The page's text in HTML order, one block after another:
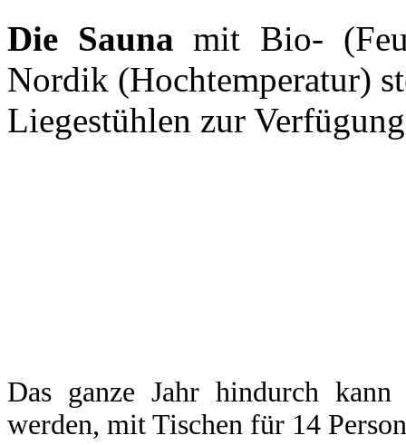
Die Sauna mit Bio-
Nordik (Hochtemperatur)
Liegestühlen zur
Das ganze Jahr hindurch
werden, mit Tischen für 14